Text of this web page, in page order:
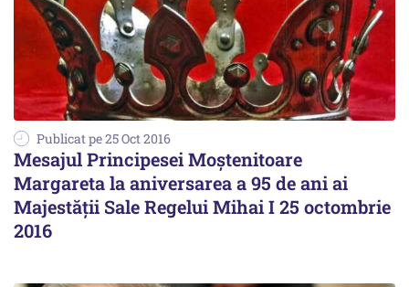
Publicat pe 25 Oct 2016
Mesajul Principesei Moştenitoare
Margareta la aniversarea a 95 de ani ai
Majestăţii Sale Regelui Mihai I 25 octombrie
2016